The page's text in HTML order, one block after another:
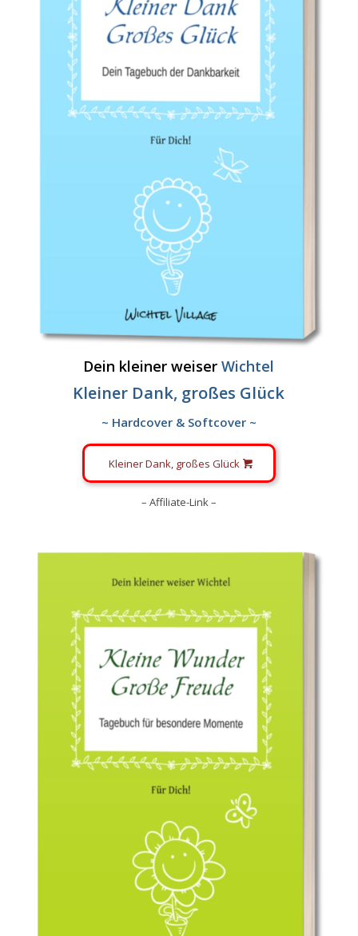
Dein kleiner weiser Wichtel
Kleiner Dank, großes Glück
~ Hardcover & Softcover ~
Kleiner Dank, großes Glück
– Affiliate-Link –